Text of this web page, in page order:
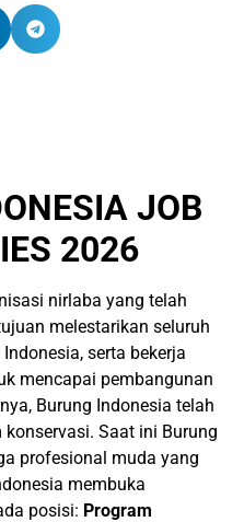
JOB
2026
nirlaba yang telah
melestarikan seluruh
serta bekerja
mencapai pembangunan
Burung Indonesia telah
Saat ini Burung
profesional muda yang
membuka
posisi: Program